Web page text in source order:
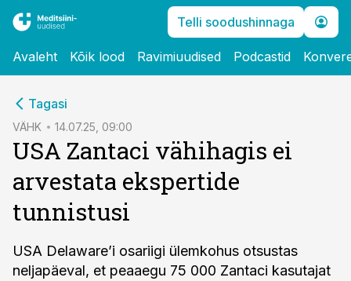
Telli soodushinnaga
Avaleht Kõik lood Ravimiuudised Podcastid
Tagasi
VÄHK 14.07.25, 09:00
USA Zantaci vähihagis ei
arvestata ekspertide
tunnistusi
USA Delaware’i osariigi ülemkohus otsustas
neljapäeval, et peaaegu 75 000 Zantaci kasutajat